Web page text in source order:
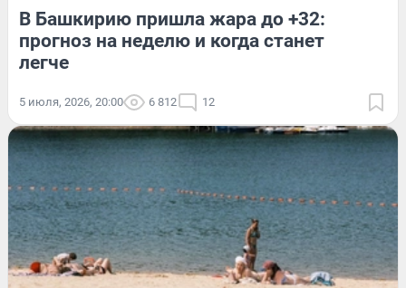
В Башкирию пришла жара до +32:
прогноз на неделю и когда станет
легче
5 июля, 2026, 20:00 6 812 12